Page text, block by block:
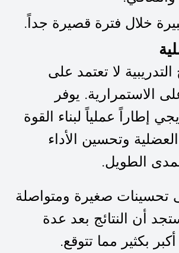
خلال فترة قصيرة جداً.
لا تعتمد على
الاستمرارية. يوفر
إطاراً عملياً لبناء القوة
العضلية وتحسين الأداء
الطويل.
تحسينات صغيرة ومتواصلة
أن النتائج بعد عدة
بكثير مما تتوقع.